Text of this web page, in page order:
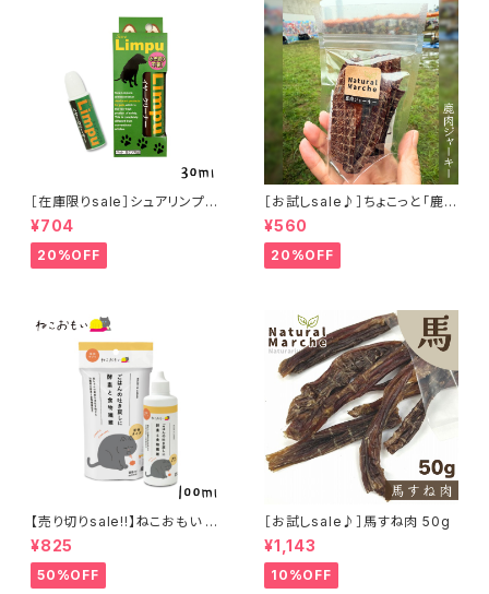
［在庫限りsale］シュアリンプウ
イヤークリーナー 30ml
¥704
20%OFF
［お試しsale♪］ちょこっと「鹿肉
ジャーキー」ジビエ鹿 おやつ
¥560
20%OFF
【売り切りsale!!】ねこおもい 猫
ご飯の吐き戻しに 酵素と食物繊
維 100ml
¥825
50%OFF
［お試しsale♪］馬すね肉 50g
¥1,143
10%OFF